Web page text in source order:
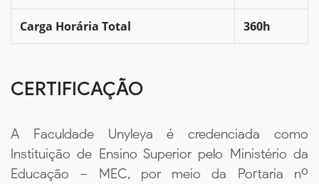
Carga Horária Total 360h
CERTIFICAÇÃO
A Faculdade Unyleya é credenciada como
Instituição de Ensino Superior pelo Ministério da
Educação – MEC, por meio da Portaria nº